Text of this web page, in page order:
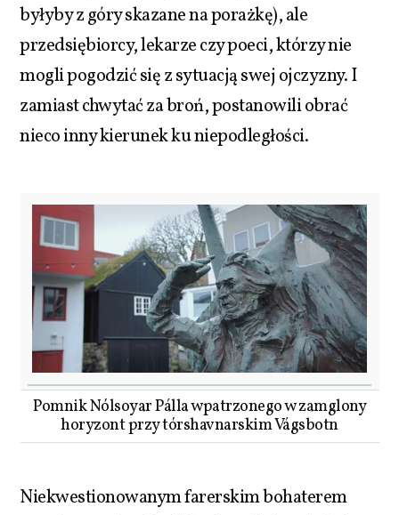
byłyby z góry skazane na porażkę), ale
przedsiębiorcy, lekarze czy poeci, którzy nie
mogli pogodzić się z sytuacją swej ojczyzny. I
zamiast chwytać za broń, postanowili obrać
nieco inny kierunek ku niepodległości.
Pomnik Nólsoyar Pálla wpatrzonego w zamglony
horyzont przy tórshavnarskim Vágsbotn
Niekwestionowanym farerskim bohaterem